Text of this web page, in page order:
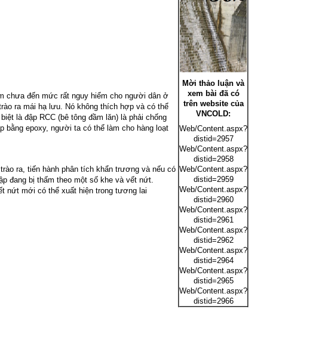
Mời thảo luận và
xem bài đã có
trên website của
VNCOLD:
Web/Content.aspx?
distid=2957
Web/Content.aspx?
distid=2958
Web/Content.aspx?
distid=2959
Web/Content.aspx?
distid=2960
Web/Content.aspx?
distid=2961
Web/Content.aspx?
distid=2962
Web/Content.aspx?
distid=2964
Web/Content.aspx?
distid=2965
Web/Content.aspx?
distid=2966
chưa đến mức rất nguy hiểm cho người dân ở
ra mái hạ lưu. Nó không thích hợp và có thể
là đập RCC (bê tông đầm lăn) là phải chống
bằng epoxy, người ta có thể làm cho hàng loạt
ra, tiến hành phân tích khẩn trương và nếu có
đang bị thấm theo một số khe và vết nứt.
nứt mới có thể xuất hiện trong tương lai